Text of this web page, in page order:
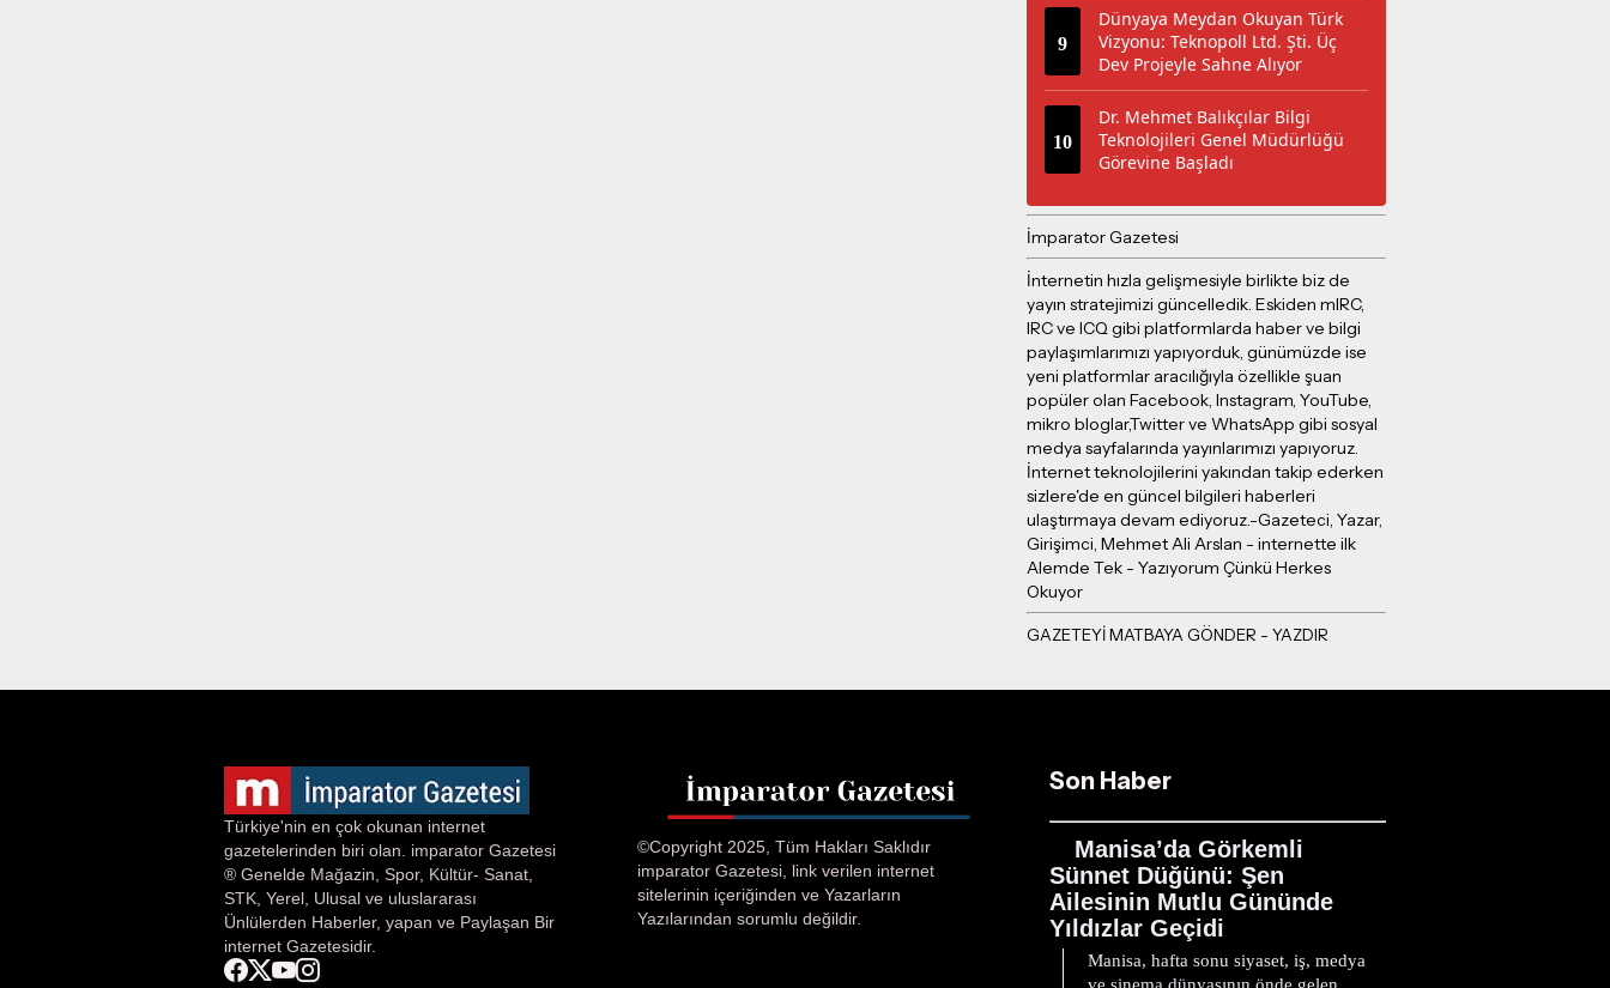
Dünyaya Meydan Okuyan Türk
Vizyonu: Teknopoll Ltd. Şti. Üç
Dev Projeyle Sahne Alıyor
Dr. Mehmet Balıkçılar Bilgi
Teknolojileri Genel Müdürlüğü
Görevine Başladı
İmparator Gazetesi
İnternetin hızla gelişmesiyle birlikte biz de
yayın stratejimizi güncelledik. Eskiden mIRC,
IRC ve ICQ gibi platformlarda haber ve bilgi
paylaşımlarımızı yapıyorduk, günümüzde ise
yeni platformlar aracılığıyla özellikle şuan
popüler olan Facebook, Instagram, YouTube,
mikro bloglar,Twitter ve WhatsApp gibi sosyal
medya sayfalarında yayınlarımızı yapıyoruz.
İnternet teknolojilerini yakından takip ederken
sizlere'de en güncel bilgileri haberleri
ulaştırmaya devam ediyoruz.-Gazeteci, Yazar,
Girişimci, Mehmet Ali Arslan - internette ilk
Alemde Tek - Yazıyorum Çünkü Herkes
Okuyor
Türkiye'nin en çok okunan internet
gazetelerinden biri olan. imparator Gazetesi
® Genelde Mağazin, Spor, Kültür- Sanat,
STK, Yerel, Ulusal ve uluslararası
Ünlülerden Haberler, yapan ve Paylaşan Bir
internet Gazetesidir.
©Copyright 2025, Tüm Hakları Saklıdır
imparator Gazetesi, link verilen internet
sitelerinin içeriğinden ve Yazarların
Yazılarından sorumlu değildir.
Son Haber
Manisa’da Görkemli
Sünnet Düğünü: Şen
Ailesinin Mutlu Gününde
Yıldızlar Geçidi
Manisa, hafta sonu siyaset, iş, medya